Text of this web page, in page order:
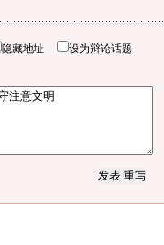
隐藏地址 设为辩论话题